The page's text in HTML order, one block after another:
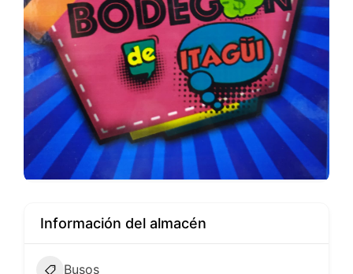
Información del almacén
Busos